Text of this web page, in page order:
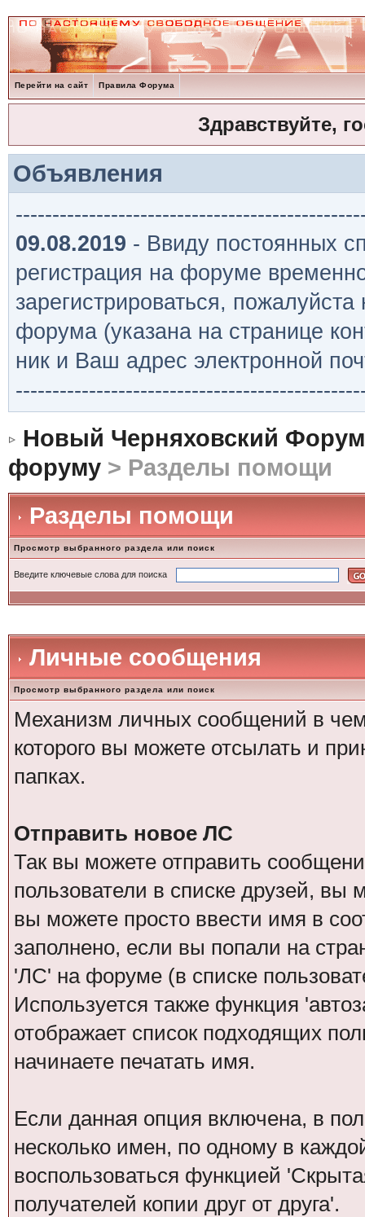
Перейти на сайт Правила Форума
Здравствуйте,
Объявления
09.08.2019 - Ввиду постоянных
регистрация на форуме
зарегистрироваться,
форума (указана на странице
ник и Ваш адрес электронной
Новый Черняховский Форум
форуму> Разделы помощи
Разделы помощи
Просмотр выбранного раздела или поиск
Введите ключевые слова для поиска
Личные сообщения
Просмотр выбранного раздела или поиск
Механизм личных сообщений в
которого вы можете отсылать и
папках.
Отправить новое ЛС
Так вы можете отправить
пользователи в списке друзей, вы
вы можете просто ввести имя в
заполнено, если вы попали на
'ЛС' на форуме (в списке
Используется также функция
отображает список подходящих
начинаете печатать имя.
Если данная опция включена, в
несколько имен, по одному в
воспользоваться функцией
получателей копии друг от друга'.